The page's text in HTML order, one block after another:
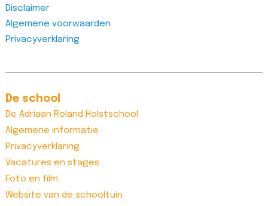
Disclaimer
Algemene voorwaarden
Privacyverklaring
De school
De Adriaan Roland Holstschool
Algemene informatie
Privacyverklaring
Vacatures en stages
Foto en film
Website van de schooltuin